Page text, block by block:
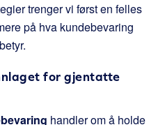
trenger vi først en felles
på hva kundebevaring
for gjentatte
handler om å holde